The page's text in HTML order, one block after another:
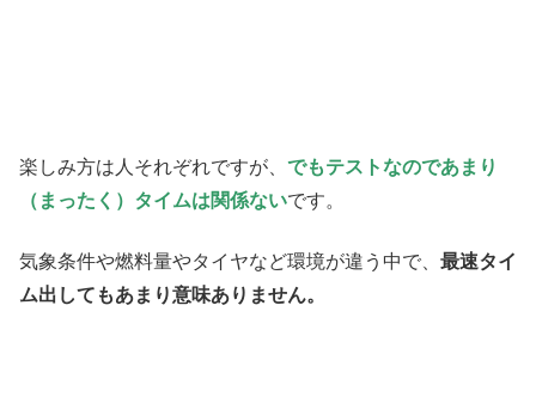
楽しみ方は人それぞれですが、 でもテストなのであまり
（まったく）タイムは関係ないです。
気象条件や燃料量やタイヤなど環境が違う中で、 最速タイ
ム出してもあまり意味ありません。